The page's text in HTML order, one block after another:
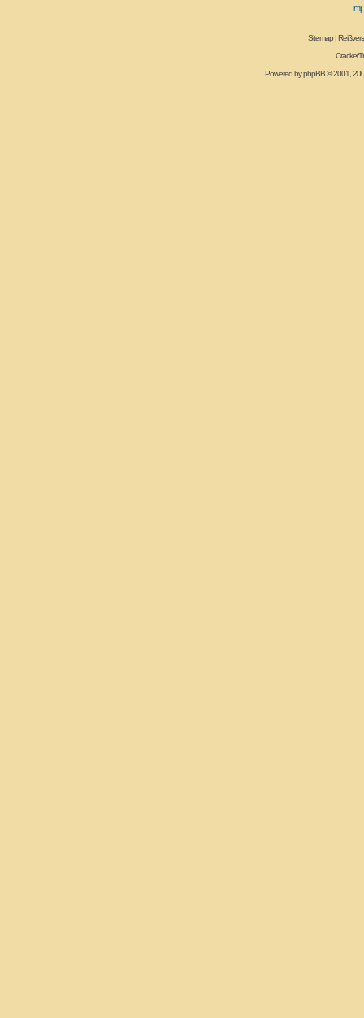
Sitemap|
Powered byphpBB© 2001,